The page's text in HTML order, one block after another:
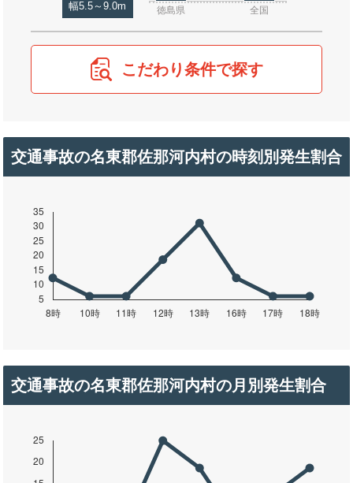
幅5.5～9.0m 徳島県 全国
こだわり条件で探す
交通事故の名東郡佐那河内村の時刻別発生割合
交通事故の名東郡佐那河内村の月別発生割合